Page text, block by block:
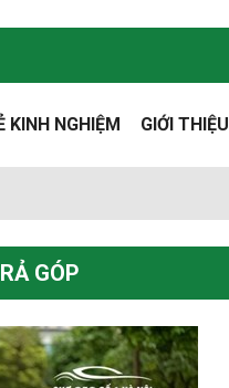
KINH NGHIỆM GIỚI THIỆU
GÓP